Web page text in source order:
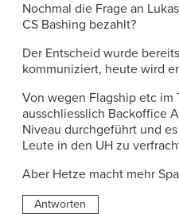
Nochmal die Frage an
CS Bashing bezahlt?
Der Entscheid wurde
kommuniziert, heute wird
Von wegen Flagship etc im
ausschliesslich Backoffice
Niveau durchgeführt und
Leute in den UH zu
Aber Hetze macht mehr
Antworten